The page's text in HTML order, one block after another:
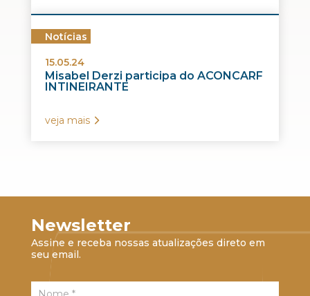
Notícias
15.05.24
Misabel Derzi participa do ACONCARF
INTINEIRANTE
veja mais
Newsletter
Assine e receba nossas atualizações direto em
seu email.